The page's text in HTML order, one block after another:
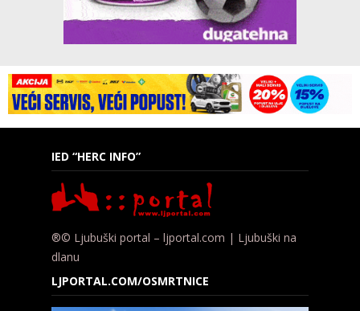
IED “HERC INFO”
®© Ljubuški portal – ljportal.com | Ljubuški na
dlanu
LJPORTAL.COM/OSMRTNICE